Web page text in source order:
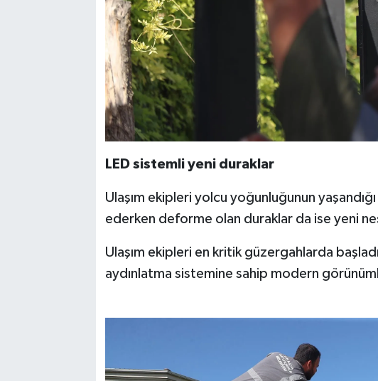
LED sistemli yeni duraklar
Ulaşım ekipleri yolcu yoğunluğunun
ederken deforme olan duraklar da ise yeni
Ulaşım ekipleri en kritik güzergahlarda
aydınlatma sistemine sahip modern